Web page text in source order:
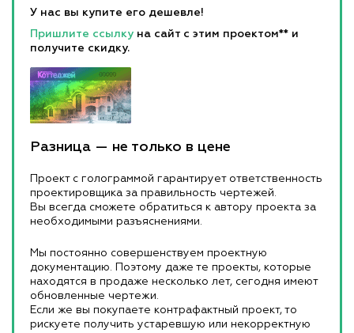
У нас вы купите его дешевле!
Пришлите ссылку на сайт с этим проектом** и
получите скидку.
Разница — не только в цене
Проект с голограммой гарантирует ответственность
проектировщика за правильность чертежей.
Вы всегда сможете обратиться к автору проекта за
необходимыми разъяснениями.
Мы постоянно совершенствуем проектную
документацию. Поэтому даже те проекты, которые
находятся в продаже несколько лет, сегодня имеют
обновленные чертежи.
Если же вы покупаете контрафактный проект, то
рискуете получить устаревшую или некорректную